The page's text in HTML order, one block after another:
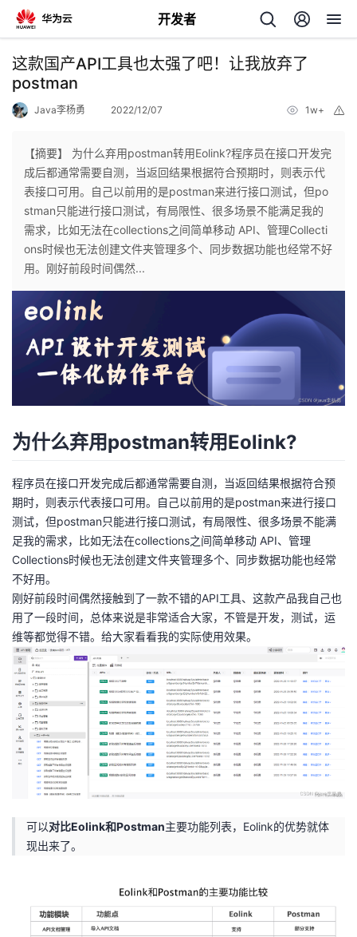
开发者
返
回
个
人
主
页
我
的
开
发
博
客
的
论
坛
我
的
圈
子
我
的
直
播
我
的
活
动
我
的
关
注
我
的
开
学
我
我
的
Programs
我
持
的
我
这款国产API工具也太强了吧！让我放弃了
postman
Java李杨勇 2022/12/07 1w+
【摘要】 为什么弃用postman转用Eolink?程序员在接口开发完
成后都通常需要自测，当返回结果根据符合预期时，则表示代
表接口可用。自己以前用的是postman来进行接口测试，但po
stman只能进行接口测试，有局限性、很多场景不能满足我的
需求，比如无法在collections之间简单移动 API、管理Collecti
ons时候也无法创建文件夹管理多个、同步数据功能也经常不好
用。刚好前段时间偶然...
为什么弃用postman转用Eolink?
程序员在接口开发完成后都通常需要自测，当返回结果根据符合预
期时，则表示代表接口可用。自己以前用的是postman来进行接口
测试，但postman只能进行接口测试，有局限性、很多场景不能满
足我的需求，比如无法在collections之间简单移动 API、管理
Collections时候也无法创建文件夹管理多个、同步数据功能也经常
不好用。
刚好前段时间偶然接触到了一款不错的API工具、这款产品我自己也
用了一段时间，总体来说是非常适合大家，不管是开发，测试，运
维等都觉得不错。给大家看看我的实际使用效果。
可以对比Eolink和Postman主要功能列表，Eolink的优势就体
现出来了。